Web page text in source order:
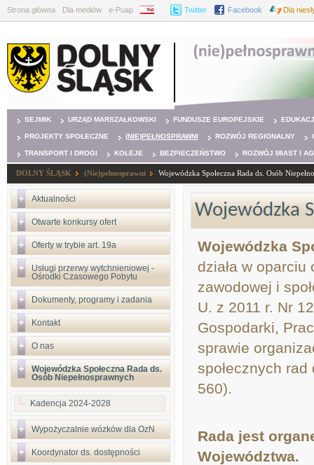
Strona główna Dla mediów e-Puap BIP Twitter Facebook Dla
SEJMIK URZĄD MARSZAŁKOWSKI FUNDUSZE EUROPEJSKIE
PROJEKTY SPOŁECZNE (NIE)PEŁNOSPRAWNI ROZWÓJ REGIONALNY
TRANSPORT I DROGI KOLEJE BEZPIECZEŃSTWO ROZWÓJ MIAST I
DOLNY ŚLĄSK (Nie)pełnosprawni Wojewódzka Społeczna Rada ds. Osób
Aktualności
Otwarte konkursy ofert
Oferty w trybie art. 19a
Usługi przerwy wytchnieniowej -
Ośrodki Czasowego Pobytu
Dokumenty, programy i zadania
Kontakt
O nas
Wojewódzka Społeczna Rada ds.
Osób Niepełnosprawnych
Kadencja 2024-2028
Wypożyczalnie wózków dla OzN
Koordynator ds. dostępności
Wojewódzka
Wojewódzka
działa w
zawodowej i
U. z 2011 r. Nr
Gospodarki,
sprawie
społecznych
560).
Rada jest
Województwa.